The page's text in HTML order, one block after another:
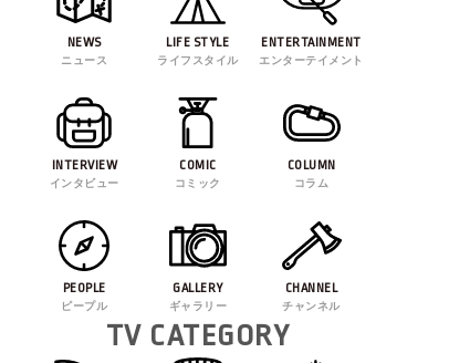
NEWS
ニュース
LIFE STYLE
ライフスタイル
ENTERTAINMENT
エンターテイメント
INTERVIEW
インタビュー
COMIC
コミック
COLUMN
コラム
PEOPLE
ピープル
GALLERY
ギャラリー
CHANNEL
チャンネル
TV CATEGORY